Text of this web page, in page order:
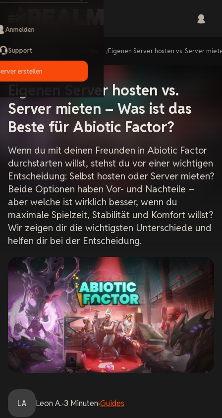
Anmelden
Support
erstellen
Eigenen Server hosten vs. Server
Eigenen Server hosten vs.
Server mieten – Was ist das
Beste für Abiotic Factor?
Wenn du mit deinen Freunden in Abiotic Factor
durchstarten willst, stehst du vor einer wichtigen
Entscheidung: Selbst hosten oder Server mieten?
Beide Optionen haben Vor- und Nachteile –
aber welche ist wirklich besser, wenn du
maximale Spielzeit, Stabilität und Komfort willst?
Wir zeigen dir die wichtigsten Unterschiede und
helfen dir bei der Entscheidung.
LA Leon A.·3 Minuten·Guides